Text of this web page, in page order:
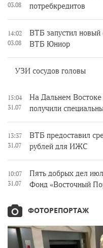
03.08
потребкредитов
14:02
03.08
ВТБ запустил
ВТБ Юниор
УЗИ сосудов головы
15:04
31.07
На Дальнем Востоке
получили
13:37
31.07
ВТБ предоставил
рублей для ИЖС
10:07
31.07
Пять добрых дел
Фонд «Восточный
ФОТОРЕПОРТАЖ